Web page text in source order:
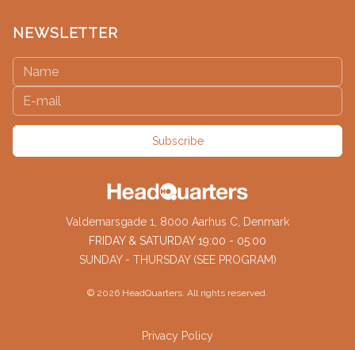
NEWSLETTER
Subscribe
Valdemarsgade 1, 8000 Aarhus C, Denmark
FRIDAY & SATURDAY 19:00 - 05:00
SUNDAY - THURSDAY (SEE PROGRAM)
© 2026 HeadQuarters. All rights reserved.
Privacy Policy